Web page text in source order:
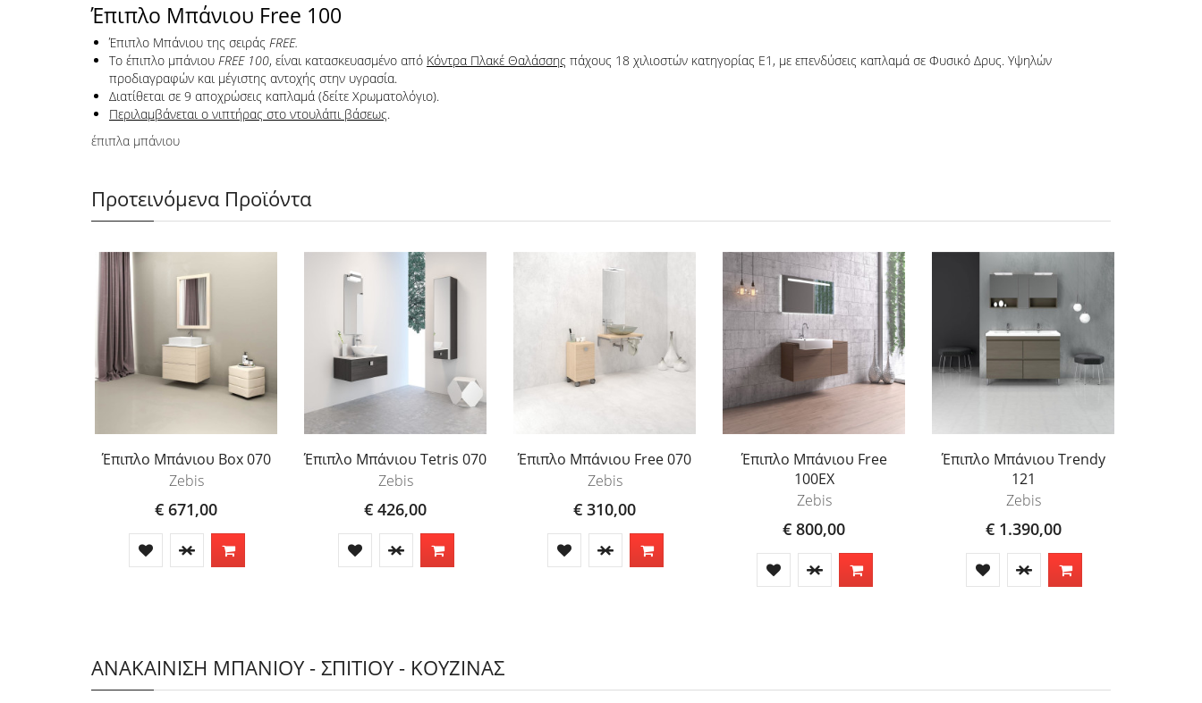
Έπιπλο Μπάνιου Free 100
Έπιπλο Μπάνιου της σειράς FREE.
Το έπιπλο μπάνιου FREE 100, είναι κατασκευασμένο από Κόντρα Πλακέ Θαλάσσης πάχους 18 χιλιοστών κατηγορίας Ε1, με επενδύσεις καπλαμά σε Φυσικό Δρυς. Υψηλών
προδιαγραφών και μέγιστης αντοχής στην υγρασία.
Διατίθεται σε 9 αποχρώσεις καπλαμά (δείτε Χρωματολόγιο).
Περιλαμβάνεται ο νιπτήρας στο ντουλάπι βάσεως.
έπιπλα μπάνιου
Προτεινόμενα Προϊόντα
Έπιπλο Μπάνιου Box 070
Zebis
€ 671,00
Έπιπλο Μπάνιου Tetris 070
Zebis
€ 426,00
Έπιπλο Μπάνιου Free 070
Zebis
€ 310,00
Έπιπλο Μπάνιου Free
100EX
Zebis
€ 800,00
Έπιπλο Μπάνιου Trendy
121
Zebis
€ 1.390,00
ΑΝΑΚΑΙΝΙΣΗ ΜΠΑΝΙΟΥ - ΣΠΙΤΙΟΥ - ΚΟΥΖΙΝΑΣ